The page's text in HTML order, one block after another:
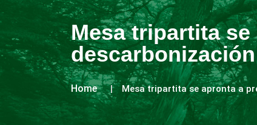
Mesa tripartita
Home Mesa tripartita se apronta a